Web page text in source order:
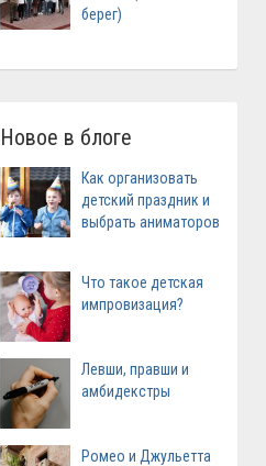
берег)
Новое в блоге
Как организовать
детский праздник и
выбрать аниматоров
Что такое детская
импровизация?
Левши, правши и
амбидекстры
Ромео и Джульетта